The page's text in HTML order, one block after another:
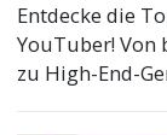
Entdecke die
YouTuber!
zu High-End-